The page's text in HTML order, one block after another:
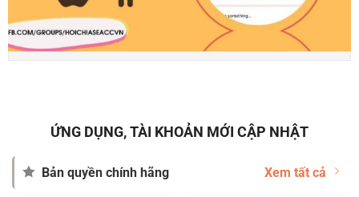
ỨNG DỤNG, TÀI KHOẢN MỚI CẬP NHẬT
Bản quyền chính hãng Xem tất cả